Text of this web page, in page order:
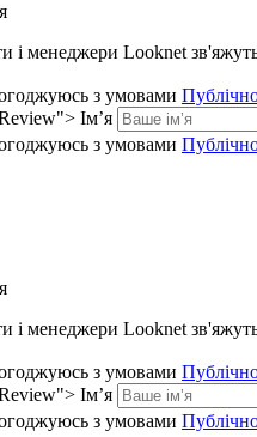
і менеджери Looknet
з умовами
Ім’я
з умовами
і менеджери Looknet
з умовами
Ім’я
з умовами